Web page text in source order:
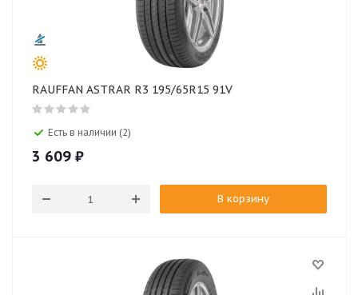
RAUFFAN ASTRAR R3 195/65R15 91V
Есть в наличии (2)
3 609 ₽
В корзину